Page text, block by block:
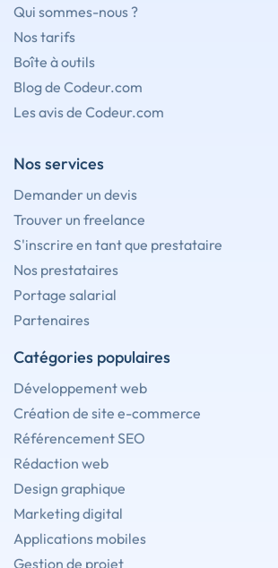
Qui sommes-nous ?
Nos tarifs
Boîte à outils
Blog de Codeur.com
Les avis de Codeur.com
Nos services
Demander un devis
Trouver un freelance
S'inscrire en tant que prestataire
Nos prestataires
Portage salarial
Partenaires
Catégories populaires
Développement web
Création de site e-commerce
Référencement SEO
Rédaction web
Design graphique
Marketing digital
Applications mobiles
Gestion de projet